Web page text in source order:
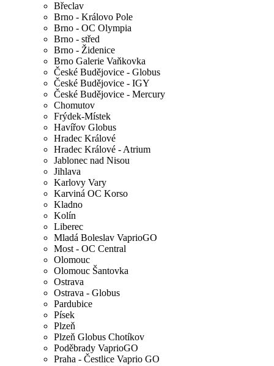
Břeclav
Brno - Královo Pole
Brno - OC Olympia
Brno - střed
Brno - Židenice
Brno Galerie Vaňkovka
České Budějovice - Globus
České Budějovice - IGY
České Budějovice - Mercury
Chomutov
Frýdek-Místek
Havířov Globus
Hradec Králové
Hradec Králové - Atrium
Jablonec nad Nisou
Jihlava
Karlovy Vary
Karviná OC Korso
Kladno
Kolín
Liberec
Mladá Boleslav VaprioGO
Most - OC Central
Olomouc
Olomouc Šantovka
Ostrava
Ostrava - Globus
Pardubice
Písek
Plzeň
Plzeň Globus Chotíkov
Poděbrady VaprioGO
Praha - Čestlice Vaprio GO